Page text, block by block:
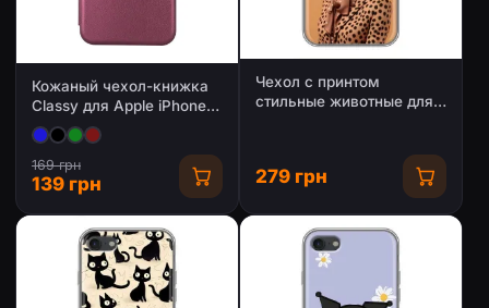
Кожаный чехол-книжка
Classy для Apple iPhone 7
/ 8 / SE (2020) (4.7")
169 грн
139 грн
Чехол с принтом
стильные животные для
279 грн